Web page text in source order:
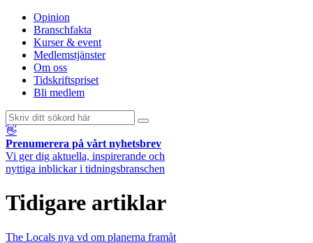
Opinion
Branschfakta
Kurser & event
Medlemstjänster
Om oss
Tidskriftspriset
Bli medlem
👋
Prenumerera på vårt nyhetsbrev
Vi ger dig aktuella, inspirerande och
nyttiga inblickar i tidningsbranschen
Tidigare artiklar
The Locals nya vd om planerna framåt